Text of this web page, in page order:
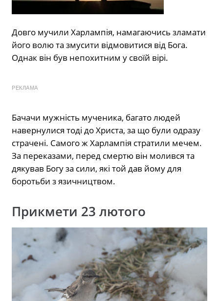
Довго мучили Харлампія, намагаючись зламати
його волю та змусити відмовитися від Бога.
Однак він був непохитним у своїй вірі.
РЕКЛАМА
Бачачи мужність мученика, багато людей
навернулися тоді до Христа, за що були одразу
страчені. Самого ж Харлампія стратили мечем.
За переказами, перед смертю він молився та
дякував Богу за сили, які той дав йому для
боротьби з язичництвом.
Прикмети 23 лютого